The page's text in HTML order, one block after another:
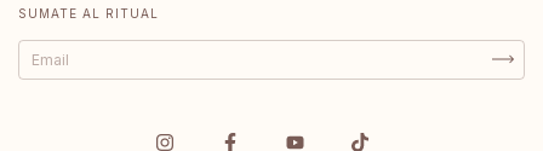
SUMATE AL RITUAL